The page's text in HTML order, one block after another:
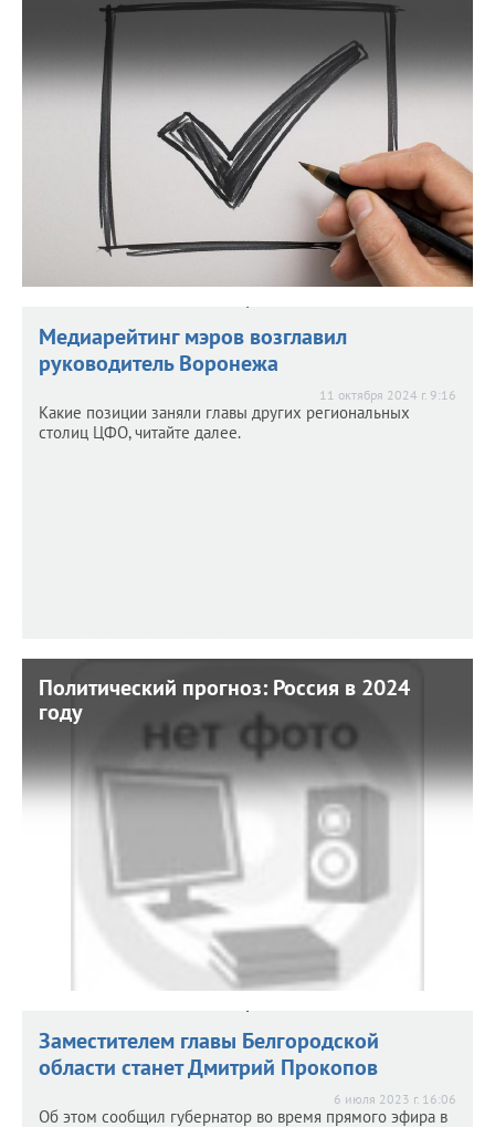
17 июня 2026 г. 8:01
Голосовать за народных избранников россияне будут в
сентябре.
Медиарейтинг мэров возглавил
руководитель Воронежа
11 октября 2024 г. 9:16
Какие позиции заняли главы других региональных
столиц ЦФО, читайте далее.
Политический прогноз: Россия в 2024
году
Политический прогноз: Россия в 2024
8 января 2024 г. 9:00
Каких перемен нам ждать, а каких - бояться?
Заместителем главы Белгородской
области станет Дмитрий Прокопов
6 июля 2023 г. 16:06
Об этом сообщил губернатор во время прямого эфира в